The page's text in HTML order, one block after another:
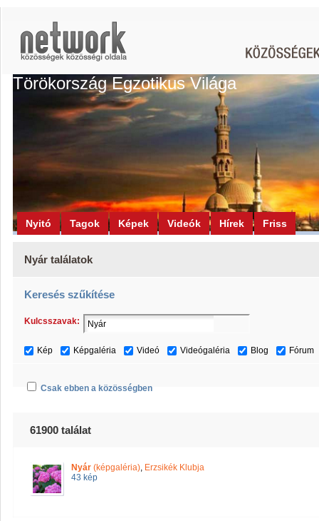
Törökország Egzotikus Világa
Nyitó Tagok Képek Videók Hírek Friss
Nyár találatok
Keresés szűkítése
Kulcsszavak:
Kép Képgaléria Videó Videógaléria Blog Fórum
Csak ebben a közösségben
61900 találat
Nyár (képgaléria), Erzsikék Klubja
43 kép